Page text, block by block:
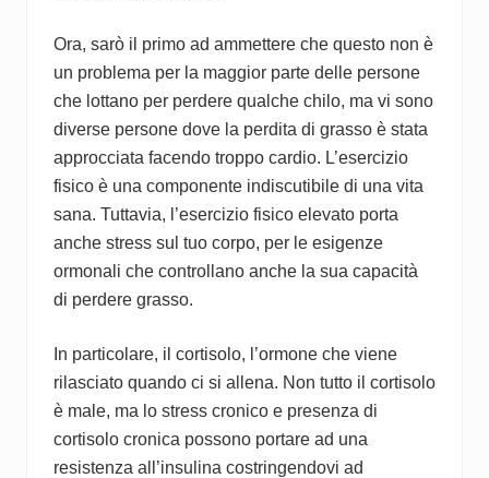
Ora, sarò il primo ad ammettere che questo non è
un problema per la maggior parte delle persone
che lottano per perdere qualche chilo, ma vi sono
diverse persone dove la perdita di grasso è stata
approcciata facendo troppo cardio. L’esercizio
fisico è una componente indiscutibile di una vita
sana. Tuttavia, l’esercizio fisico elevato porta
anche stress sul tuo corpo, per le esigenze
ormonali che controllano anche la sua capacità
di perdere grasso.
In particolare, il cortisolo, l’ormone che viene
rilasciato quando ci si allena. Non tutto il cortisolo
è male, ma lo stress cronico e presenza di
cortisolo cronica possono portare ad una
resistenza all’insulina costringendovi ad